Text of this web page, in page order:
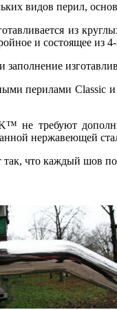
видов перил,
из
и состоящее из
заполнение
перилами Classic и
не требуют
нержавеющей
что каждый шов